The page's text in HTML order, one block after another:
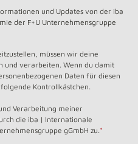
und Updates von der iba
der F+U Unternehmensgruppe
müssen wir deine
und verarbeiten. Wenn du damit
Daten für diesen
Kontrollkästchen.
Verarbeitung meiner
die iba | Internationale
gGmbH zu.*